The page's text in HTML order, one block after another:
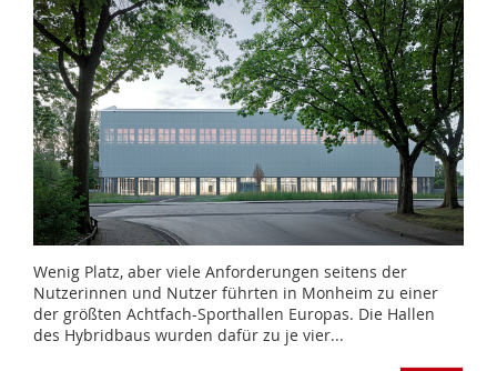
Wenig Platz, aber viele Anforderungen seitens der
Nutzerinnen und Nutzer führten in Monheim zu einer
der größten Achtfach-Sporthallen Europas. Die Hallen
des Hybridbaus wurden dafür zu je vier...